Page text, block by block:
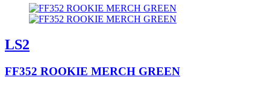
LS2
FF352 ROOKIE MERCH GREEN